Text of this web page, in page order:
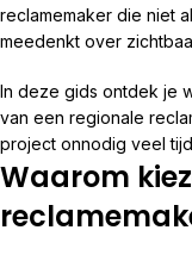
reclamemaker die niet
meedenkt over
In deze gids ontdek je
van een regionale
project onnodig veel
Waarom